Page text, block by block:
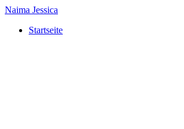
Naima Jessica
Startseite